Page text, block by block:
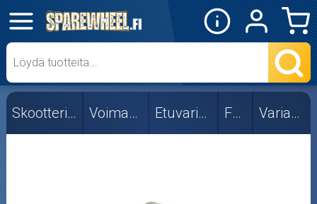
✕
Mopon osat
Skootterin osat
Ohjainpalat
Skootterin osat Voimansiirto Etuvariaattori Fude Variaattorit